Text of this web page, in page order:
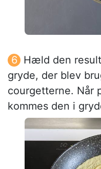
Hæld den
gryde, der blev
courgetterne. Når
kommes den i